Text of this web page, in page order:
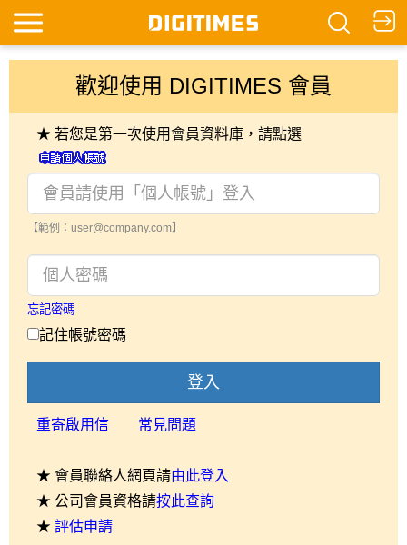
歡迎使用 DIGITIMES 會員
★ 若您是第一次使用會員資料庫，請點選
【範例：user@company.com】
忘記密碼
記住帳號密碼
登入
重寄啟用信 常見問題
★ 會員聯絡人網頁請由此登入
★ 公司會員資格請按此查詢
★ 評估申請